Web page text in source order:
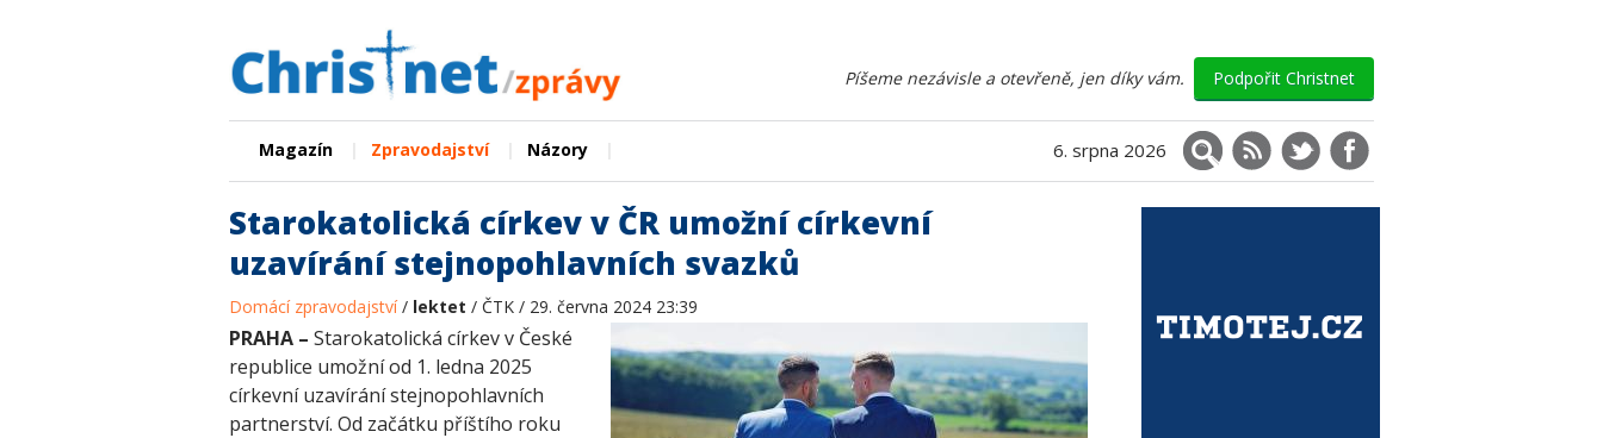
Píšeme nezávisle a otevřeně, jen díky vám. Podpořit Christnet
Magazín Zpravodajství Názory 6. srpna 2026 Vyhledávání
RSS X (Twitter)
Facebook
Starokatolická církev v ČR umožní církevní
uzavírání stejnopohlavních svazků
Domácí zpravodajství/ lektet / ČTK / 29. června 2024 23:39
PRAHA – Starokatolická církev v České
republice umožní od 1. ledna 2025
církevní uzavírání stejnopohlavních
partnerství. Od začátku příštího roku